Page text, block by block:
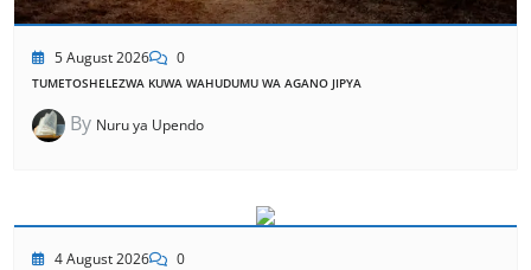
5 August 2026 0
TUMETOSHELEZWA KUWA WAHUDUMU WA AGANO JIPYA
By Nuru ya Upendo
4 August 2026 0